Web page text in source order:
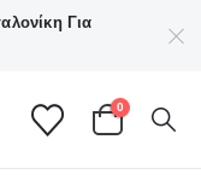
Για
0